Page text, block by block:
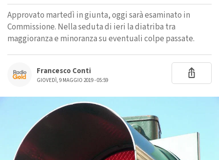
Approvato martedì in giunta, oggi sarà esaminato in
Commissione. Nella seduta di ieri la diatriba tra
maggioranza e minoranza su eventuali colpe passate.
Francesco Conti
GIOVEDÌ, 9 MAGGIO 2019 - 05:59